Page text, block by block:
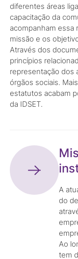
diferentes áreas
capacitação da
acompanham essa
missão e os
Através dos
princípios
representação dos
órgãos sociais.
estatutos acabam
da IDSET.
A
do
Ao
tem